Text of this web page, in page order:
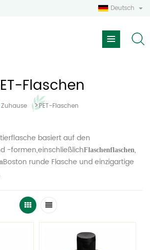
Deutsch
Flaschen
Zuhause >PET-Flaschen
basiert auf den
-formen,einschließlichFlaschenflaschen,
Boston runde Flasche und einzigartige